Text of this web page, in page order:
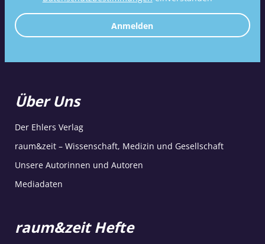
Anmelden
Über Uns
Der Ehlers Verlag
raum&zeit – Wissenschaft, Medizin und Gesellschaft
Unsere Autorinnen und Autoren
Mediadaten
raum&zeit Hefte